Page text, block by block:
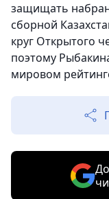
защищать
сборной
круг Открытого
поэтому
мировом